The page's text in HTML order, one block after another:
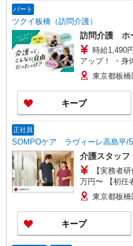
パート
ツクイ板橋（訪問介護）
訪問介護 ホ
時給1,490円〜2,000円
アップ！ ・身
深夜手当:300
帯） ・ICT手
・ケア→ケア
居住支援特別
格・経験等に
東京都板
キープ
正社員
SOMPOケア ラヴィーレ高島平/
介護スタッフ
【実務者
万円〜 【初任者研修・無資格】 月給：259,800円
年収例：351万円〜 ※職務手当、（
支援特別手当
当（月平均5回
当を含みます
までの方はさ
東京都板橋
キープ